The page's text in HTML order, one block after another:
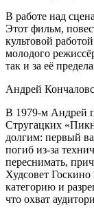
В работе над
Этот фильм,
культовой
молодого
так и за её
Андрей
В 1979-м Андрей
Стругацких
долгим: первый
погиб из-за
переснимать,
Худсовет
категорию и
что охват